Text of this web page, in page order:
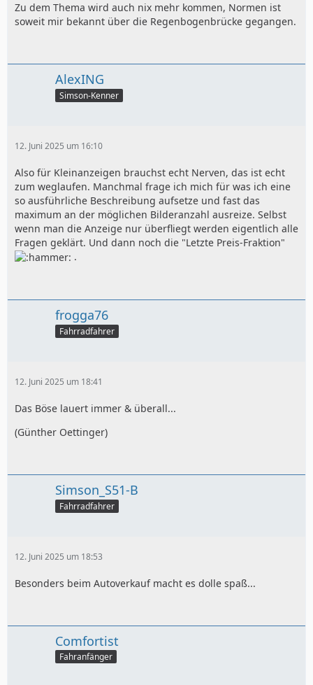
Zu dem Thema wird auch nix mehr kommen, Normen ist
soweit mir bekannt über die Regenbogenbrücke gegangen.
AlexING
Simson-Kenner
12. Juni 2025 um 16:10
Also für Kleinanzeigen brauchst echt Nerven, das ist echt
zum weglaufen. Manchmal frage ich mich für was ich eine
so ausführliche Beschreibung aufsetze und fast das
maximum an der möglichen Bilderanzahl ausreize. Selbst
wenn man die Anzeige nur überfliegt werden eigentlich alle
Fragen geklärt. Und dann noch die "Letzte Preis-Fraktion"
.
frogga76
Fahrradfahrer
12. Juni 2025 um 18:41
Das Böse lauert immer & überall...
(Günther Oettinger)
Simson_S51-B
Fahrradfahrer
12. Juni 2025 um 18:53
Besonders beim Autoverkauf macht es dolle spaß...
Comfortist
Fahranfänger